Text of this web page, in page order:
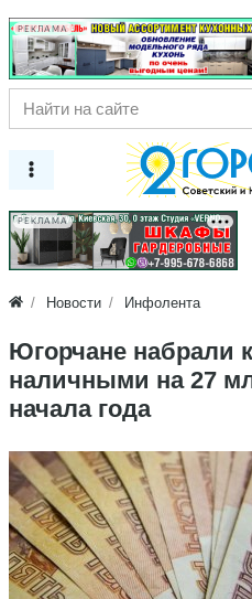
РЕКЛАМА
РЕКЛАМА
Новости Инфолента
Югорчане набрали
наличными на 27
начала года